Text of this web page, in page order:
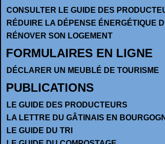
CONSULTER LE GUIDE DES
RÉDUIRE LA DÉPENSE ÉNERGÉTIQUE
RÉNOVER SON LOGEMENT
FORMULAIRES EN LIGNE
DÉCLARER UN MEUBLÉ DE TOURISME
PUBLICATIONS
LE GUIDE DES PRODUCTEURS
LA LETTRE DU GÂTINAIS EN
LE GUIDE DU TRI